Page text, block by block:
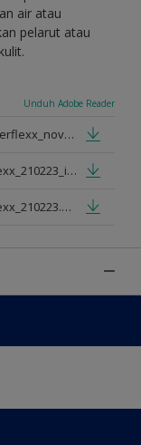
air atau
pelarut atau
Unduh Adobe Reader
tds_a919_dulux_weathershield_powerflexx_nov_2022_id.pdf
a919_dulux_weathershield_powerflexx_210223_id.pdf
a919_dulux_weathershield_powerflexx_210223.pdf